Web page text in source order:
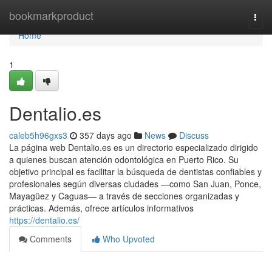
bookmarkproduct
Home
Home
1
Dentalio.es
caleb5h96gxs3 357 days ago News
Discuss
La página web Dentalio.es es un directorio especializado dirigido
a quienes buscan atención odontológica en Puerto Rico. Su
objetivo principal es facilitar la búsqueda de dentistas confiables y
profesionales según diversas ciudades —como San Juan, Ponce,
Mayagüez y Caguas— a través de secciones organizadas y
prácticas. Además, ofrece artículos informativos
https://dentalio.es/
Comments
Who Upvoted